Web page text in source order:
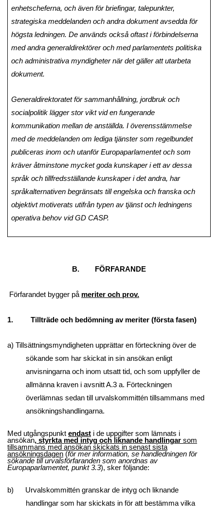
enhetscheferna, och även för briefingar, talepunkter,
strategiska meddelanden och andra dokument avsedda för
högsta ledningen. De används också oftast i förbindelserna
med andra generaldirektörer och med parlamentets politiska
och administrativa myndigheter när det gäller att utarbeta
dokument.
Generaldirektoratet för sammanhållning, jordbruk och
socialpolitik lägger stor vikt vid en fungerande
kommunikation mellan de anställda. I överensstämmelse
med de meddelanden om lediga tjänster som regelbundet
publiceras inom och utanför Europaparlamentet och som
kräver åtminstone mycket goda kunskaper i ett av dessa
språk och tillfredsställande kunskaper i det andra,har
språkalternativen begränsats till engelska och franska och
objektivt motiverats utifrån typen av tjänst och ledningens
operativa behov vid GD CASP.
B. FÖRFARANDE
Förfarandet bygger på meriter och prov.
1. Tillträde och bedömning av meriter (första fasen)
a) Tillsättningsmyndigheten upprättar en förteckning över de
sökande som har skickat in sin ansökan enligt
anvisningarna och inom utsatt tid, och som uppfyller de
allmänna kraven i avsnitt A.3 a. Förteckningen
överlämnas sedan till urvalskommittén tillsammans med
ansökningshandlingarna.
Med utgångspunkt endast i de uppgifter som lämnats i
ansökan, styrkta med intyg och liknande handlingar som
tillsammans med ansökan skickats in senast sista
ansökningsdagen (för mer information, se handledningen för
sökande till urvalsförfaranden som anordnas av
Europaparlamentet, punkt 3.3), sker följande:
b) Urvalskommittén granskar de intyg och liknande
handlingar som har skickats in för att bestämma vilka